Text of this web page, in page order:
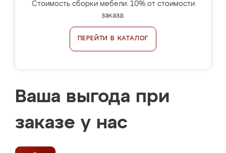
Стоимость сборки мебели: 10% от стоимости
заказа.
ПЕРЕЙТИ В КАТАЛОГ
Ваша выгода при
заказе у нас